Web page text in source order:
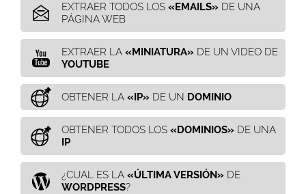
EXTRAER TODOS LOS «EMAILS» DE UNA
PÁGINA WEB
EXTRAER LA «MINIATURA» DE UN VIDEO DE
YOUTUBE
OBTENER LA «IP» DE UN DOMINIO
OBTENER TODOS LOS «DOMINIOS» DE UNA
IP
¿CUAL ES LA «ÚLTIMA VERSIÓN» DE
WORDPRESS?